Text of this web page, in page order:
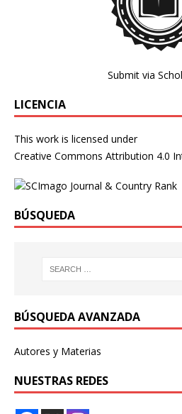
Submit via
LICENCIA
This work is licensed under
Creative Commons Attribution 4.0
BÚSQUEDA
BÚSQUEDA AVANZADA
Autores y Materias
NUESTRAS REDES